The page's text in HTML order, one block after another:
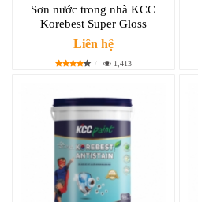
Sơn nước trong nhà KCC
Korebest Super Gloss
Liên hệ
1,413